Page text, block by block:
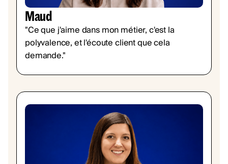
Maud
"Ce que j'aime dans mon métier, c'est la
polyvalence, et l'écoute client que cela
demande."